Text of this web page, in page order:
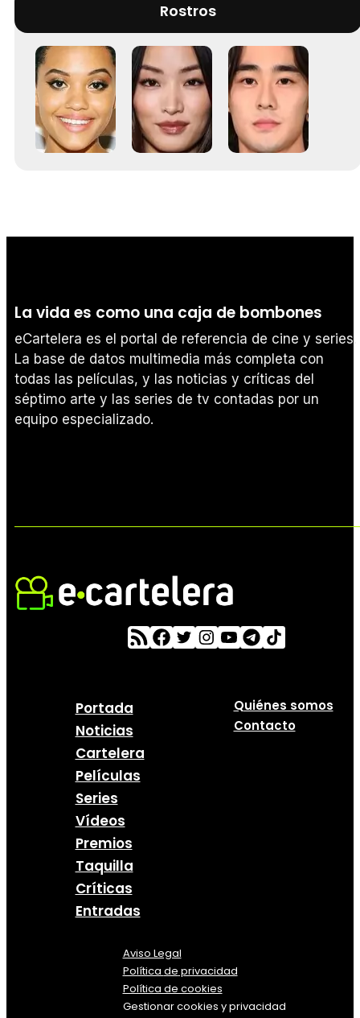
Rostros
La vida es como una caja de bombones
eCartelera es el portal de referencia de cine y series.
La base de datos multimedia más completa con
todas las películas, y las noticias y críticas del
séptimo arte y las series de tv contadas por un
equipo especializado.
Portada
Noticias
Cartelera
Películas
Series
Vídeos
Premios
Taquilla
Críticas
Entradas
Quiénes somos
Contacto
Aviso Legal
Política de privacidad
Política de cookies
Gestionar cookies y privacidad